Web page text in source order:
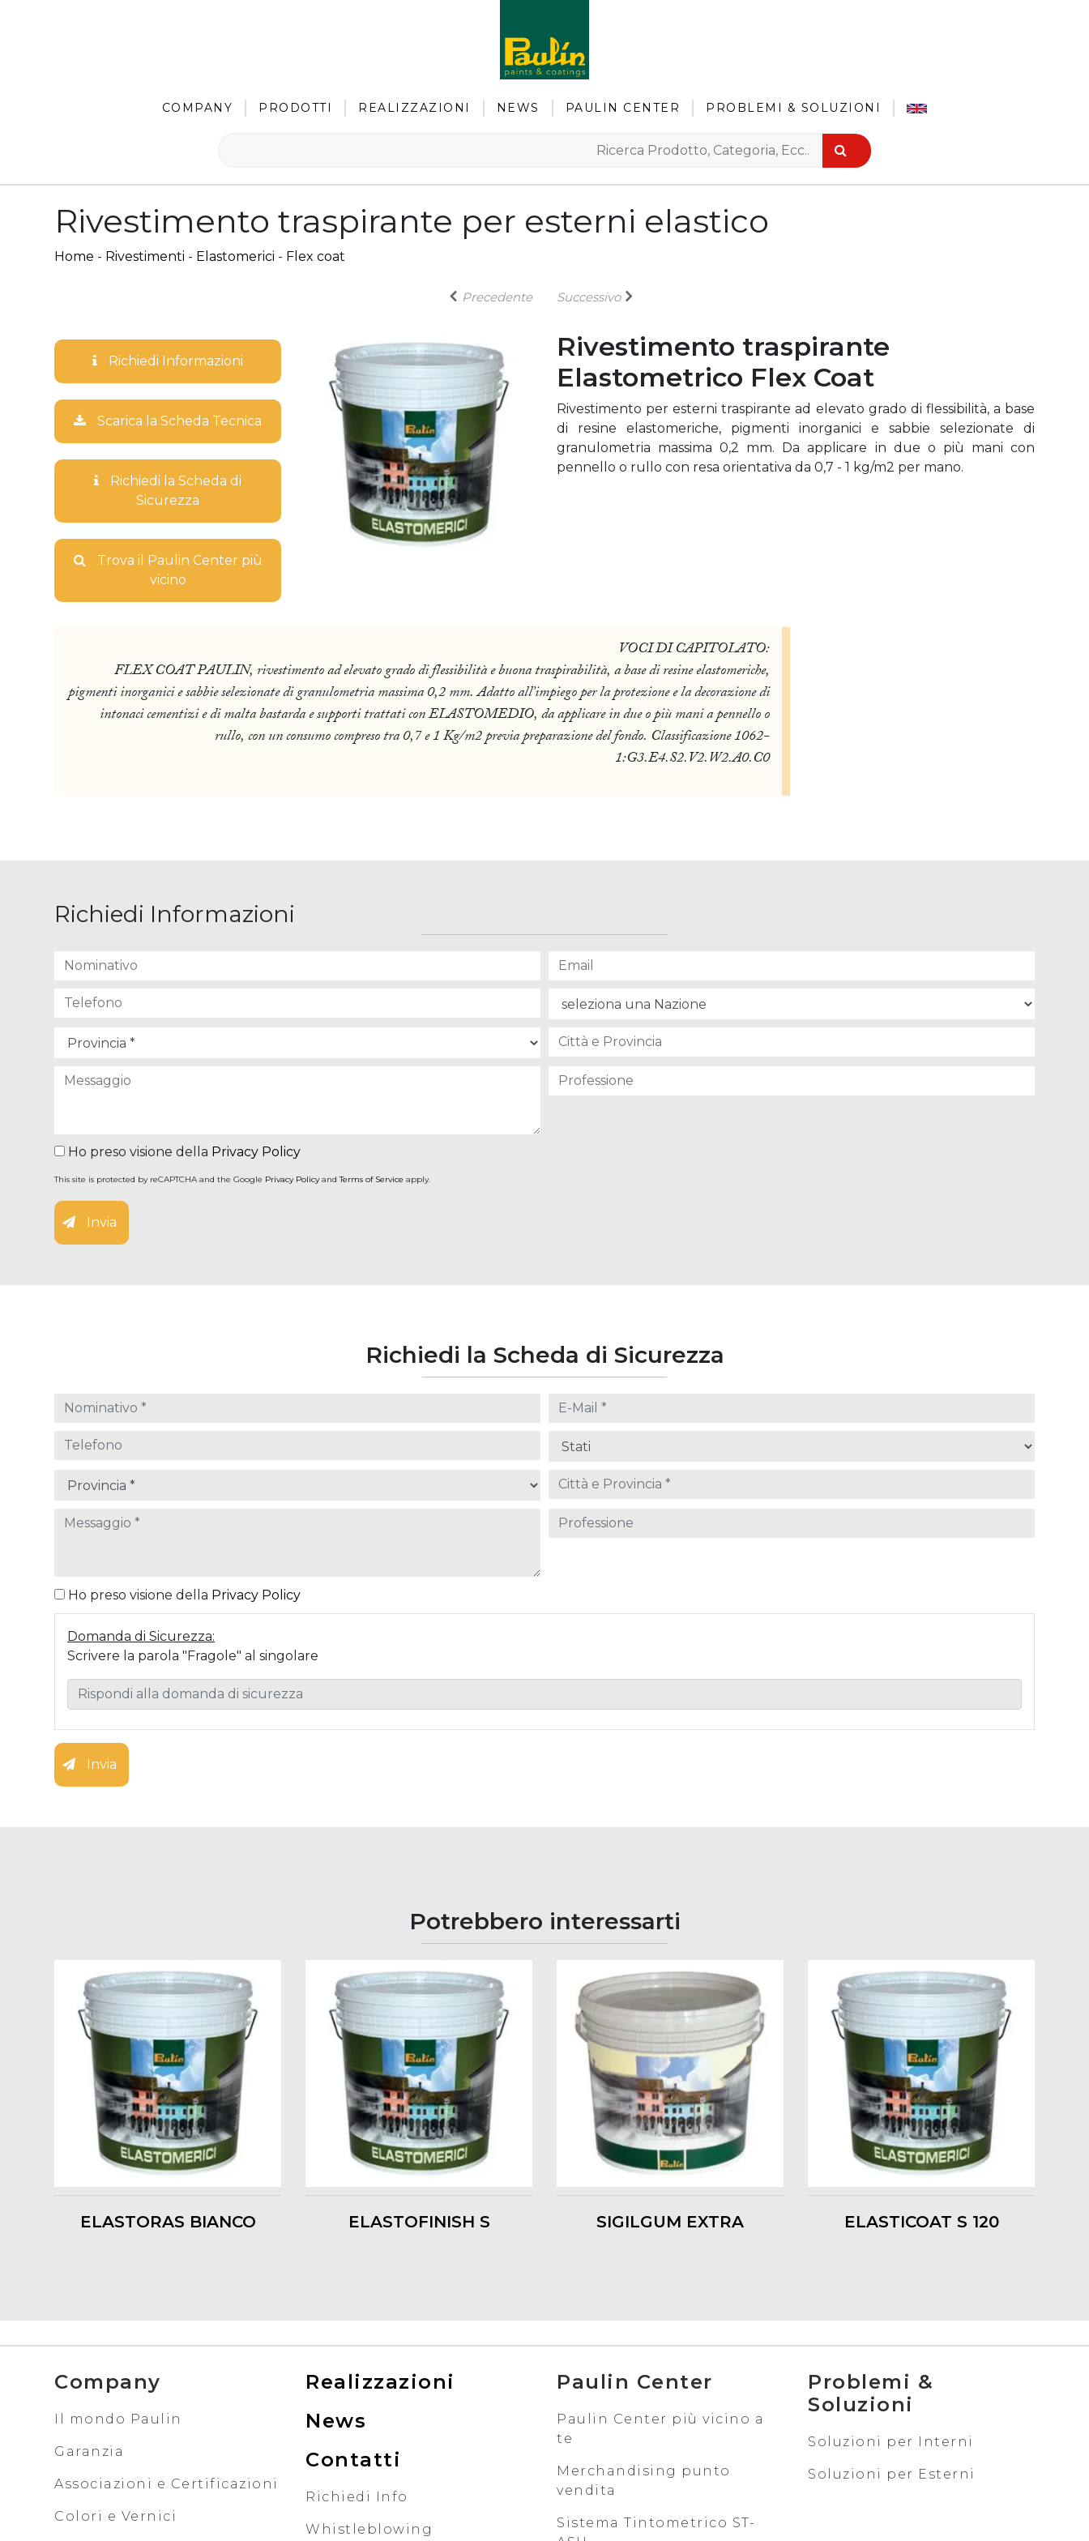
COMPANY PRODOTTI REALIZZAZIONI NEWS PAULIN CENTER PROBLEMI & SOLUZIONI
Rivestimento traspirante per esterni elastico
Home - Rivestimenti - Elastomerici - Flex coat
Precedente Successivo
Richiedi Informazioni
Scarica la Scheda Tecnica
Richiedi la Scheda di
Sicurezza
Trova il Paulin Center più
vicino
Rivestimento traspirante
Elastometrico Flex Coat
Rivestimento per esterni traspirante ad elevato grado di flessibilità, a base
di resine elastomeriche, pigmenti inorganici e sabbie selezionate di
granulometria massima 0,2 mm. Da applicare in due o più mani con
pennello o rullo con resa orientativa da 0,7 - 1 kg/m2 per mano.
VOCI DI CAPITOLATO:
FLEX COAT PAULIN, rivestimento ad elevato grado di flessibilità e buona traspirabilità, a base di resine elastomeriche,
pigmenti inorganici e sabbie selezionate di granulometria massima 0,2 mm. Adatto all’impiego per la protezione e la decorazione di
intonaci cementizi e di malta bastarda e supporti trattati con ELASTOMEDIO, da applicare in due o più mani a pennello o
rullo, con un consumo compreso tra 0,7 e 1 Kg/m2 previa preparazione del fondo. Classificazione 1062-
1:G3.E4.S2.V2.W2.A0.C0
Richiedi Informazioni
Ho preso visione della Privacy Policy
This site is protected by reCAPTCHA and the Google Privacy PolicyandTerms of Service apply.
Invia
Richiedi la Scheda di Sicurezza
Ho preso visione della Privacy Policy
Domanda di Sicurezza:
Scrivere la parola "Fragole" al singolare
Invia
Potrebbero interessarti
ELASTORAS BIANCO ELASTOFINISH S SIGILGUM EXTRA ELASTICOAT S 120
Company
Il mondo Paulin
Garanzia
Associazioni e Certificazioni
Colori e Vernici
Realizzazioni
News
Contatti
Richiedi Info
Whistleblowing
Paulin Center
Paulin Center più vicino a
te
Merchandising punto
vendita
Sistema Tintometrico ST-
Problemi &
Soluzioni
Soluzioni per Interni
Soluzioni per Esterni